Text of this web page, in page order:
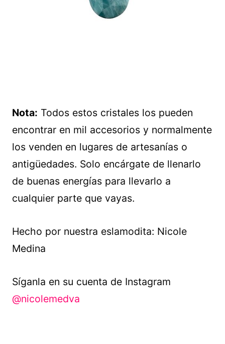
Nota: Todos estos cristales los pueden
encontrar en mil accesorios y normalmente
los venden en lugares de artesanías o
antigüedades. Solo encárgate de llenarlo
de buenas energías para llevarlo a
cualquier parte que vayas.
Hecho por nuestra eslamodita: Nicole
Medina
Síganla en su cuenta de Instagram
@nicolemedva